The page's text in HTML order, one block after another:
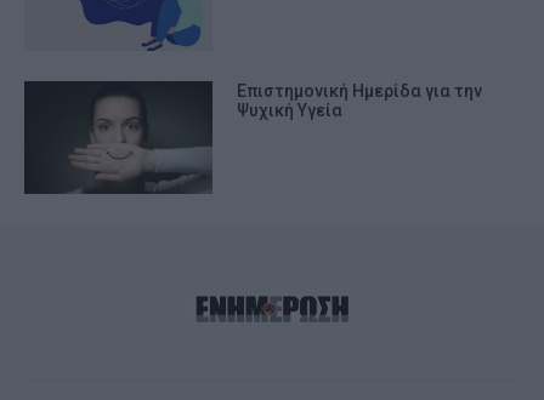
Επιστημονική Ημερίδα για την
Ψυχική Υγεία